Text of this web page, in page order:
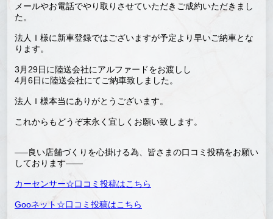
メールやお電話でやり取りさせていただきご成約いただきまし
た。
法人Ｉ様に新車登録ではございますが予定より早いご納車とな
ります。
3月29日に陸送会社にアルファードをお渡しし
4月6日に陸送会社にてご納車致しました。
法人Ｉ様本当にありがとうございます。
これからもどうぞ末永く宜しくお願い致します。
—–良い店舗づくりを心掛ける為、皆さまの口コミ投稿をお願い
しております——
カーセンサー☆口コミ投稿はこちら
Gooネット☆口コミ投稿はこちら